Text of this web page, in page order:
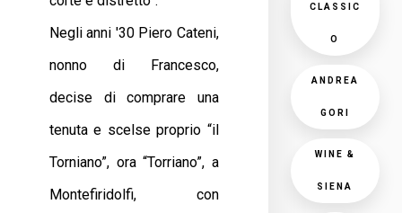
Negli anni '30 Piero Cateni,
nonno di Francesco,
decise di comprare una
tenuta e scelse proprio “il
Torniano”, ora “Torriano”, a
Montefiridolfi, con
CLASSIC
O
ANDREA
GORI
WINE &
SIENA